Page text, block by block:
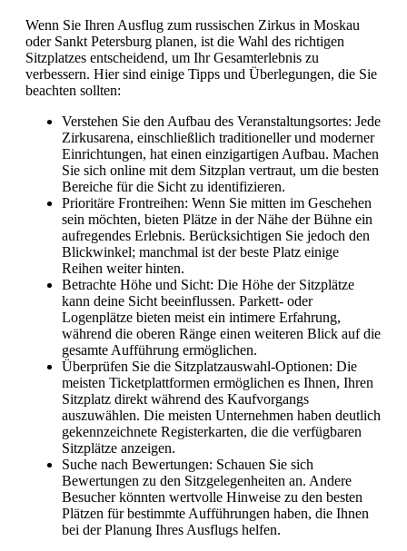
Wenn Sie Ihren Ausflug zum russischen Zirkus in Moskau
oder Sankt Petersburg planen, ist die Wahl des richtigen
Sitzplatzes entscheidend, um Ihr Gesamterlebnis zu
verbessern. Hier sind einige Tipps und Überlegungen, die Sie
beachten sollten:
Verstehen Sie den Aufbau des Veranstaltungsortes: Jede
Zirkusarena, einschließlich traditioneller und moderner
Einrichtungen, hat einen einzigartigen Aufbau. Machen
Sie sich online mit dem Sitzplan vertraut, um die besten
Bereiche für die Sicht zu identifizieren.
Prioritäre Frontreihen: Wenn Sie mitten im Geschehen
sein möchten, bieten Plätze in der Nähe der Bühne ein
aufregendes Erlebnis. Berücksichtigen Sie jedoch den
Blickwinkel; manchmal ist der beste Platz einige
Reihen weiter hinten.
Betrachte Höhe und Sicht: Die Höhe der Sitzplätze
kann deine Sicht beeinflussen. Parkett- oder
Logenplätze bieten meist ein intimere Erfahrung,
während die oberen Ränge einen weiteren Blick auf die
gesamte Aufführung ermöglichen.
Überprüfen Sie die Sitzplatzauswahl-Optionen: Die
meisten Ticketplattformen ermöglichen es Ihnen, Ihren
Sitzplatz direkt während des Kaufvorgangs
auszuwählen. Die meisten Unternehmen haben deutlich
gekennzeichnete Registerkarten, die die verfügbaren
Sitzplätze anzeigen.
Suche nach Bewertungen: Schauen Sie sich
Bewertungen zu den Sitzgelegenheiten an. Andere
Besucher könnten wertvolle Hinweise zu den besten
Plätzen für bestimmte Aufführungen haben, die Ihnen
bei der Planung Ihres Ausflugs helfen.